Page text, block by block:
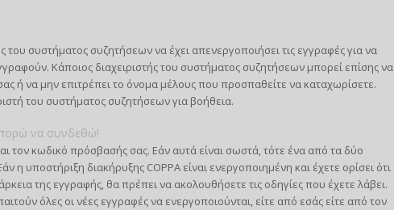
του συστήματος συζητήσεων να έχει απενεργοποιήσει τις εγγραφές για να
Κάποιος διαχειριστής του συστήματος συζητήσεων μπορεί επίσης να
ή να μην επιτρέπει το όνομα μέλους που προσπαθείτε να καταχωρίσετε.
του συστήματος συζητήσεων για βοήθεια.
να συνδεθώ!
τον κωδικό πρόσβασής σας. Εάν αυτά είναι σωστά, τότε ένα από τα δύο
η υποστήριξη διακήρυξης COPPA είναι ενεργοποιημένη και έχετε ορίσει ότι
της εγγραφής, θα πρέπει να ακολουθήσετε τις οδηγίες που έχετε λάβει.
όλες οι νέες εγγραφές να ενεργοποιούνται, είτε από εσάς είτε από τον